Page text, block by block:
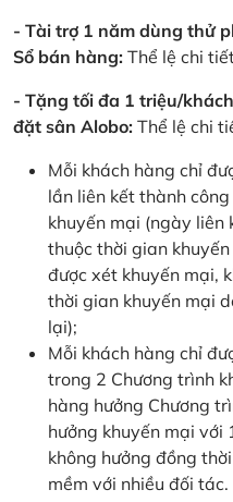
- Tài trợ 1 năm dùng thử
Sổ bán hàng: Thể lệ chi
- Tặng tối đa 1 triệu/
đặt sân Alobo: Thể lệ chi
Mỗi khách hàng chỉ
lần liên kết thành
khuyến mại (ngày liên
thuộc thời gian
được xét khuyến mại,
thời gian khuyến mại
lại);
Mỗi khách hàng chỉ
trong 2 Chương trình
hàng hưởng Chương
hưởng khuyến mại với
không hưởng đồng
mềm với nhiều đối tác.